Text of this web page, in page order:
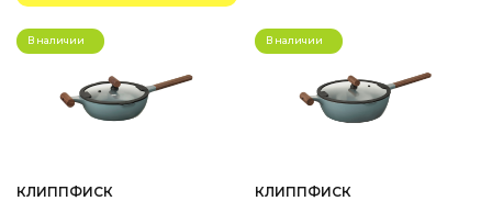
В наличии
КЛИППФИСК
В наличии
КЛИППФИСК